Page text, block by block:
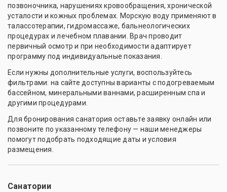
позвоночника, нарушениях кровообращения, хронической
усталости и кожных проблемах. Морскую воду применяют в
талассотерапии, гидромассаже, бальнеологических
процедурах и лечебном плавании. Врач проводит
первичный осмотр и при необходимости адаптирует
программу под индивидуальные показания.
Если нужны дополнительные услуги, воспользуйтесь
фильтрами: на сайте доступны варианты с подогреваемым
бассейном, минеральными ваннами, расширенным спа и
другими процедурами.
Для бронирования санатория оставьте заявку онлайн или
позвоните по указанному телефону — наши менеджеры
помогут подобрать подходящие даты и условия
размещения.
Санатории